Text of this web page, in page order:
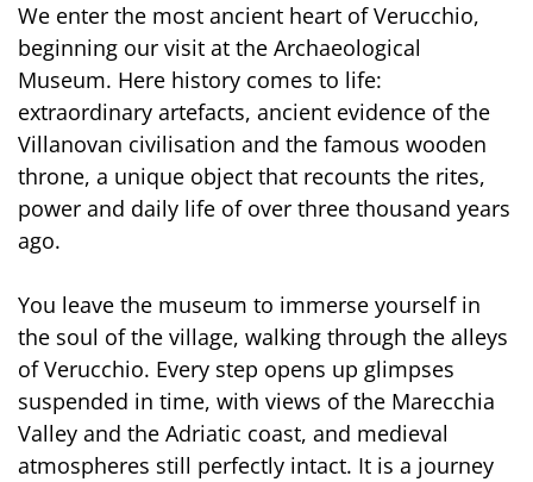
We enter the most ancient heart of Verucchio,
beginning our visit at the Archaeological
Museum. Here history comes to life:
extraordinary artefacts, ancient evidence of the
Villanovan civilisation and the famous wooden
throne, a unique object that recounts the rites,
power and daily life of over three thousand years
ago.
You leave the museum to immerse yourself in
the soul of the village, walking through the alleys
of Verucchio. Every step opens up glimpses
suspended in time, with views of the Marecchia
Valley and the Adriatic coast, and medieval
atmospheres still perfectly intact. It is a journey